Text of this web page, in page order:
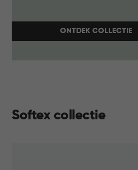
ONTDEK COLLECTIE
Softex collectie